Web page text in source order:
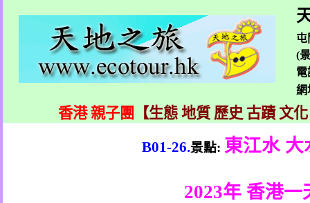
屯
(
電
香港 親子團 【生態 地質 歷史 古蹟 文
B01-26.景點: 東江水 大
2023年 香港一